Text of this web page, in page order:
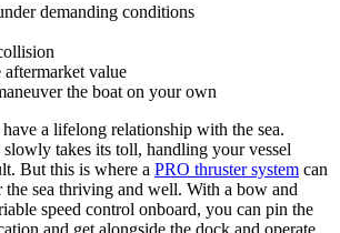
demanding conditions
value
the boat on your own
a lifelong relationship with the sea.
takes its toll, handling your vessel
But this is where a PRO thruster system can
the sea thriving and well. With a bow and
speed control onboard, you can pin the
and get alongside the dock and operate